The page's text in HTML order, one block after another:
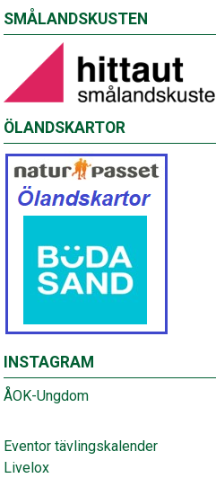
SMÅLANDSKUSTEN
ÖLANDSKARTOR
INSTAGRAM
ÅOK-Ungdom
Eventor tävlingskalender
Livelox